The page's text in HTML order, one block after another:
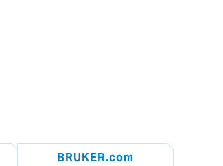
BRUKER.com